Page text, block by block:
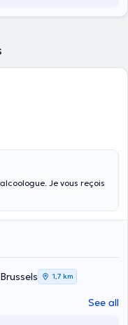
Je vous reçois
1,7 km
See all